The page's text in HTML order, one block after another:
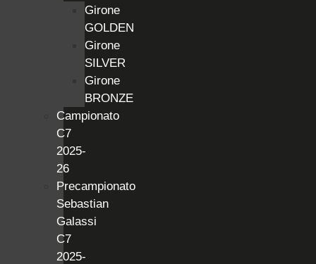
Girone
GOLDEN
Girone
SILVER
Girone
BRONZE
Campionato
C7
2025-
26
Precampionato
Sebastian
Galassi
C7
2025-